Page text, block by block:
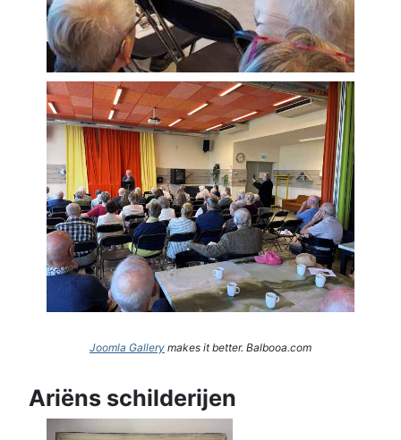
Joomla Gallery makes it better. Balbooa.com
Ariëns schilderijen